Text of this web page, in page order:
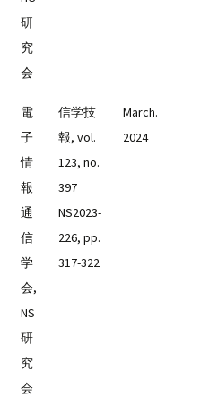
研
究
会
電
子
情
報
通
信
学
会,
NS
研
究
会
信学技
報, vol.
123, no.
397
NS2023-
226, pp.
317-322
March.
2024